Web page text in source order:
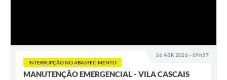
16 ABR 2026 - 09h57
INTERRUPÇÃO NO ABASTECIMENTO
MANUTENÇÃO EMERGENCIAL - VILA CASCAIS